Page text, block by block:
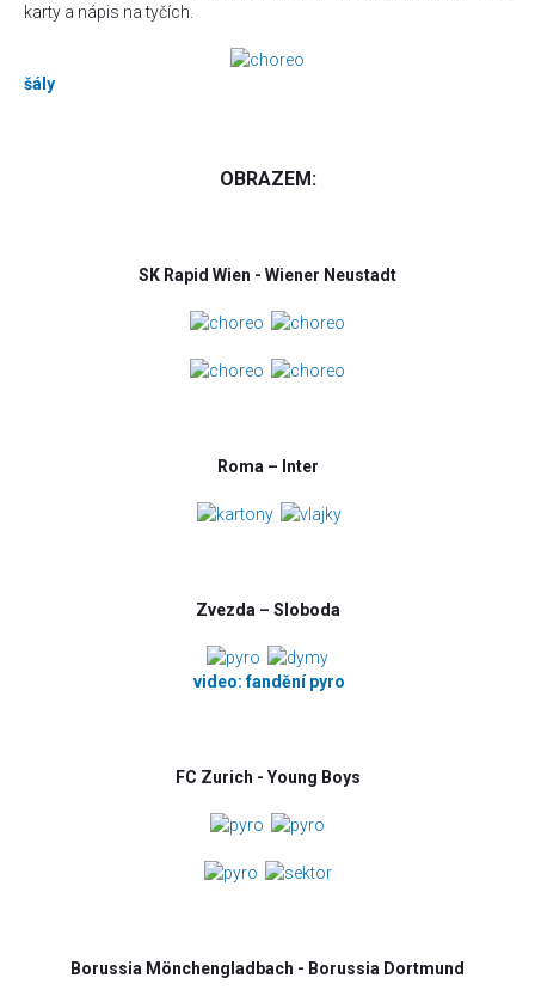
karty a nápis na tyčích.
šály
OBRAZEM:
SK Rapid Wien - Wiener Neustadt
Roma – Inter
Zvezda – Sloboda
video: fandění pyro
FC Zurich - Young Boys
Borussia Mönchengladbach - Borussia Dortmund